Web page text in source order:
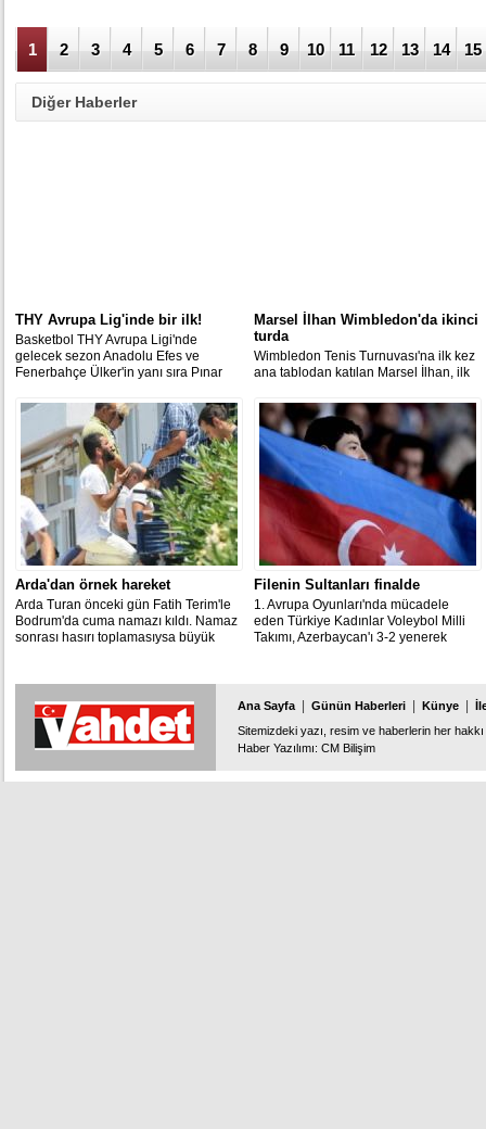
1 2 3 4 5 6 7 8 9 10 11 12 13 14 15
Diğer Haberler
THY Avrupa Lig'inde bir ilk!
Basketbol THY Avrupa Ligi'nde
gelecek sezon Anadolu Efes ve
Fenerbahçe Ülker'in yanı sıra Pınar
mücadele edecekleri açıklandı.
Marsel İlhan Wimbledon'da ikinci
turda
Wimbledon Tenis Turnuvası'na ilk kez
ana tablodan katılan Marsel İlhan, ilk
1 yenerek ikinci tura yükseldi.
Arda'dan örnek hareket
Arda Turan önceki gün Fatih Terim'le
Bodrum'da cuma namazı kıldı. Namaz
sonrası hasırı toplamasıysa büyük
Filenin Sultanları finalde
1. Avrupa Oyunları'nda mücadele
eden Türkiye Kadınlar Voleybol Milli
Takımı, Azerbaycan'ı 3-2 yenerek
Ana Sayfa Günün Haberleri Künye
Sitemizdeki yazı, resim ve haberlerin her
Haber Yazılımı: CM Bilişim